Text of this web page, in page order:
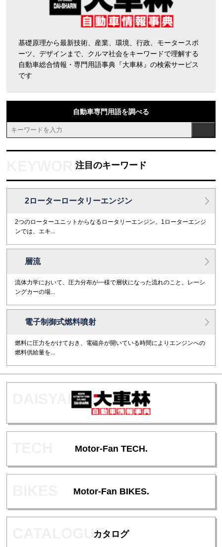
基礎原理から最新技術、産業、環境、行政、モータースポ
ーツ、デザインまで、クルマ社会をキーワードで理解する
自動車総合情報・専門用語事典『大車林』の検索サービス
です
自動車専門用語を調べる
注目のキーワード
2ローターロータリーエンジン
2つのローターユニットからなるロータリーエンジン。1ローターエンジ
ンでは、エキ...
層流
流体力学において、圧力分布が一様で層状になった流れのこと。レーシ
ングカーの場...
電子制御式燃料噴射
燃料に圧力をかけておき、電磁弁が開いている時間によりエンジンへの
燃料供給量を...
Motor-Fan TECH.
Motor-Fan BIKES.
カタログ